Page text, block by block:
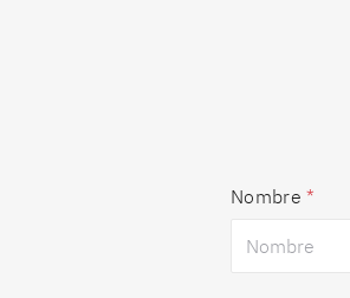
Nombre *